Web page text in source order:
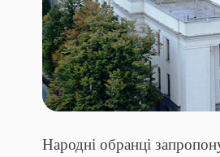
Народні обранці